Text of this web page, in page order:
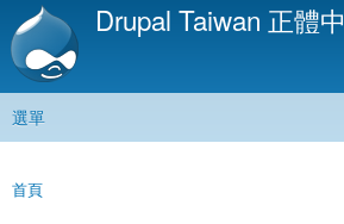
移
內
Drupal Taiwan 正體
主選單
選單
您在這裡
首頁